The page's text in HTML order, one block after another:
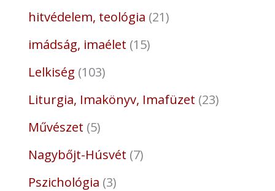
hitvédelem, teológia 21
imádság, imaélet 15
Lelkiség 103
Liturgia, Imakönyv, Imafüzet 23
Művészet 5
Nagybőjt-Húsvét 7
Pszichológia 3